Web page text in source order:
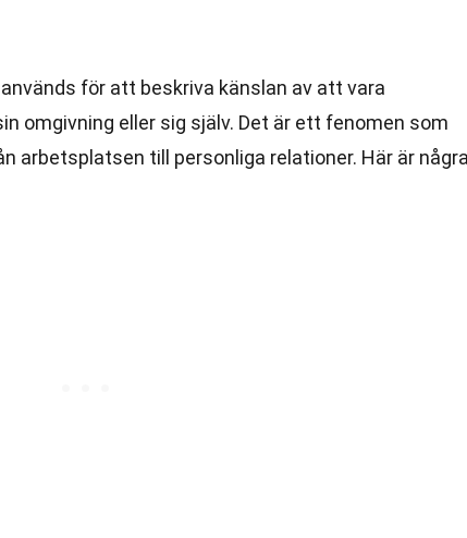
för att beskriva känslan av att vara
omgivning eller sig själv. Det är ett fenomen som
arbetsplatsen till personliga relationer. Här är några